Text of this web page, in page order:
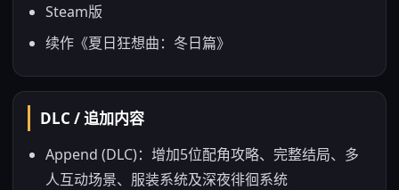
Steam版
续作《夏日狂想曲：冬日篇》
DLC / 追加内容
Append (DLC)：增加5位配角攻略、完整结局、多
人互动场景、服装系统及深夜徘徊系统